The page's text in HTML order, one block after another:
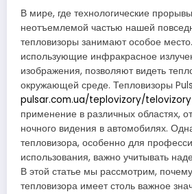
В мире, где технологические
неотъемлемой частью нашей
тепловизоры занимают особое
использующие инфракрасное
изображения, позволяют видеть
окружающей среде. Тепловизоры
pulsar.com.ua/teplovizory/
применение в различных областях,
ночного видения в автомобилях.
тепловизора, особенно для
использования, важно учитывать
В этой статье мы рассмотрим,
тепловизора имеет столь важное